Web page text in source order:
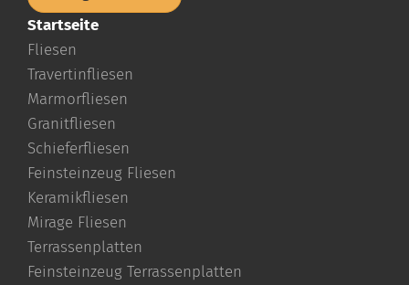
Startseite
Fliesen
Travertinfliesen
Marmorfliesen
Granitfliesen
Schieferfliesen
Feinsteinzeug Fliesen
Keramikfliesen
Mirage Fliesen
Terrassenplatten
Feinsteinzeug Terrassenplatten